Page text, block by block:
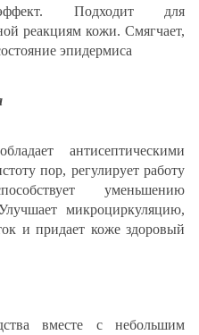
эффект. Подходит для
реакциям кожи. Смягчает,
эпидермиса
антисептическими
пор, регулирует работу
уменьшению
микроциркуляцию,
и придает коже здоровый
вместе с небольшим